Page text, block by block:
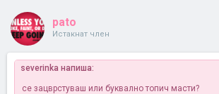
pato
Истакнат член
severinka напиша:
се зацврстуваш или буквално топич масти?